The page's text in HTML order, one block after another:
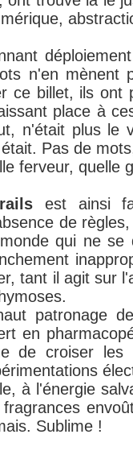
n'en mènent
ce billet, ils ont
place à
n'était plus le
Pas de
ferveur, quelle
est ainsi
de
qui ne se
tant il agit sur
patronage
en
de croiser les
à l'énergie
Sublime !